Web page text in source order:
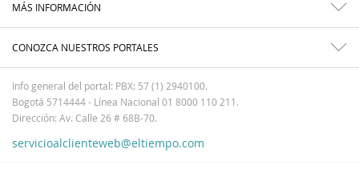
MÁS INFORMACIÓN
CONOZCA NUESTROS PORTALES
Info general del portal: PBX: 57 (1) 2940100.
Bogotá 5714444 - Línea Nacional 01 8000 110 211.
Dirección: Av. Calle 26 # 68B-70.
servicioalclienteweb@eltiempo.com